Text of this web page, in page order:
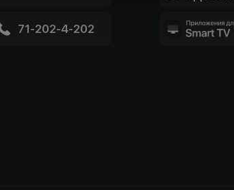
71-202-4-202